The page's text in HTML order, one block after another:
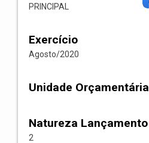
PRINCIPAL
Exercício
Agosto/2020
Unidade Orçamentária
Natureza Lançamento
2